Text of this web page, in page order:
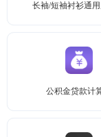
长袖/短袖衬衫通
公积金贷款计